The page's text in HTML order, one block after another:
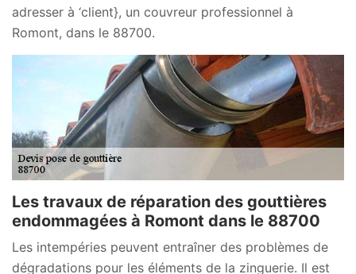
adresser à ‘client}, un couvreur professionnel à
Romont, dans le 88700.
Les travaux de réparation des gouttières
endommagées à Romont dans le 88700
Les intempéries peuvent entraîner des problèmes de
dégradations pour les éléments de la zinguerie. Il est